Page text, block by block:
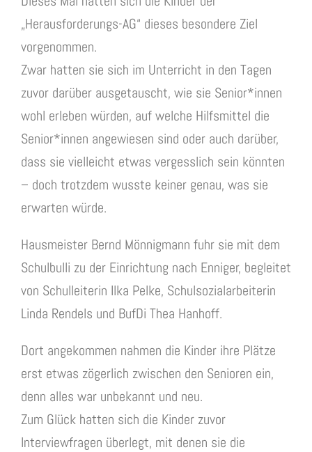
„Herausforderungs-AG“ dieses besondere Ziel
vorgenommen.
Zwar hatten sie sich im Unterricht in den Tagen
zuvor darüber ausgetauscht, wie sie Senior*innen
wohl erleben würden, auf welche Hilfsmittel die
Senior*innen angewiesen sind oder auch darüber,
dass sie vielleicht etwas vergesslich sein könnten
– doch trotzdem wusste keiner genau, was sie
erwarten würde.
Hausmeister Bernd Mönnigmann fuhr sie mit dem
Schulbulli zu der Einrichtung nach Enniger, begleitet
von Schulleiterin Ilka Pelke, Schulsozialarbeiterin
Linda Rendels und BufDi Thea Hanhoff.
Dort angekommen nahmen die Kinder ihre Plätze
erst etwas zögerlich zwischen den Senioren ein,
denn alles war unbekannt und neu.
Zum Glück hatten sich die Kinder zuvor
Interviewfragen überlegt, mit denen sie die